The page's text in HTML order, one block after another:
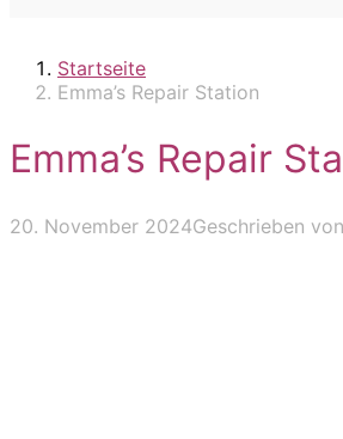
Startseite
Emma’s Repair Station
Emma’s Repair
20. November 2024Geschrieben von